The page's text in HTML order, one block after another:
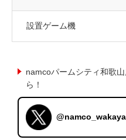
設置ゲーム機
namcoパームシティ和歌
ら！